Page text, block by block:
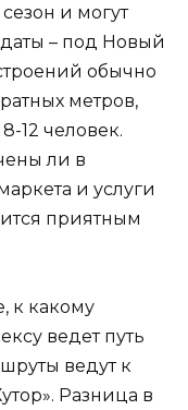
и могут
– под Новый
обычно
метров,
12 человек.
ли в
и услуги
приятным
к какому
ведет путь
ведут к
Разница в